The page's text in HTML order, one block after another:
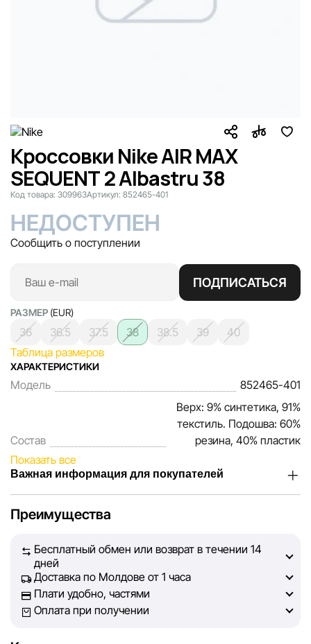
Кроссовки Nike AIR MAX
SEQUENT 2 Albastru 38
Код товара: 309963Артикул: 852465-401
НЕДОСТУПЕН
Сообщить о поступлении
ПОДПИСАТЬСЯ
РАЗМЕР (EUR)
36 36.5 37.5 38 38.5 39
40
Таблица размеров
ХАРАКТЕРИСТИКИ
Модель 852465-401
Состав
Верх: 9% синтетика, 91%
текстиль. Подошва: 60%
резина, 40% пластик
Показать все
Важная информация для покупателей
наших покупателей. Каждый день мы работаем над тем,
на сайте, была максимально полной, объективной и
актуальной. Наша цель — обеспечить вас достоверной
информацией, чтобы вы смогли принять лучшее
решение о покупке.
Преимущества
Бесплатный обмен или возврат в течении 14
дней
Доставка по Молдове от 1 часа
Плати удобно, частями
Оплата при получении